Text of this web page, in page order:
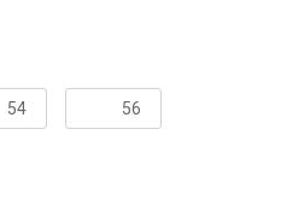
54 56